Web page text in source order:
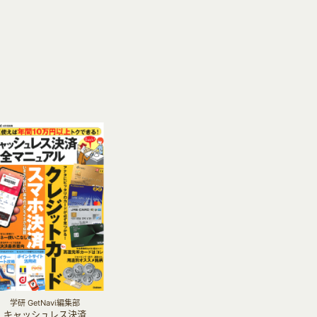
学研 GetNavi編集部
キャッシュレス決済